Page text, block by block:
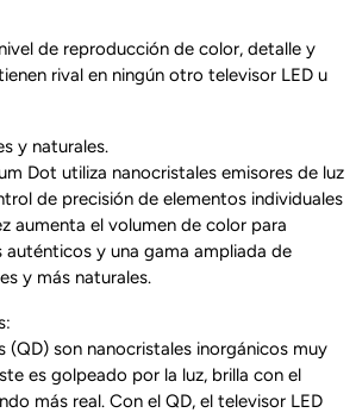
de reproducción de color, detalle y
rival en ningún otro televisor LED u
y naturales.
Dot utiliza nanocristales emisores de luz
de precisión de elementos individuales
aumenta el volumen de color para
y una gama ampliada de
y más naturales.
(QD) son nanocristales inorgánicos muy
es golpeado por la luz, brilla con el
más real. Con el QD, el televisor LED